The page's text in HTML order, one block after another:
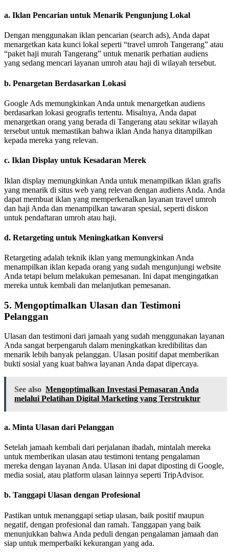
a. Iklan Pencarian untuk Menarik Pengunjung Lokal
Dengan menggunakan iklan pencarian (search ads), Anda dapat
menargetkan kata kunci lokal seperti “travel umroh Tangerang” atau
“paket haji murah Tangerang” untuk menarik perhatian audiens
yang sedang mencari layanan umroh atau haji di wilayah tersebut.
b. Penargetan Berdasarkan Lokasi
Google Ads memungkinkan Anda untuk menargetkan audiens
berdasarkan lokasi geografis tertentu. Misalnya, Anda dapat
menargetkan orang yang berada di Tangerang atau sekitar wilayah
tersebut untuk memastikan bahwa iklan Anda hanya ditampilkan
kepada mereka yang relevan.
c. Iklan Display untuk Kesadaran Merek
Iklan display memungkinkan Anda untuk menampilkan iklan grafis
yang menarik di situs web yang relevan dengan audiens Anda. Anda
dapat membuat iklan yang memperkenalkan layanan travel umroh
dan haji Anda dan menampilkan tawaran spesial, seperti diskon
untuk pendaftaran umroh atau haji.
d. Retargeting untuk Meningkatkan Konversi
Retargeting adalah teknik iklan yang memungkinkan Anda
menampilkan iklan kepada orang yang sudah mengunjungi website
Anda tetapi belum melakukan pemesanan. Ini dapat mengingatkan
mereka untuk kembali dan melanjutkan pemesanan.
5. Mengoptimalkan Ulasan dan Testimoni
Pelanggan
Ulasan dan testimoni dari jamaah yang sudah menggunakan layanan
Anda sangat berpengaruh dalam meningkatkan kredibilitas dan
menarik lebih banyak pelanggan. Ulasan positif dapat memberikan
bukti sosial yang kuat bahwa layanan Anda dapat dipercaya.
See also Mengoptimalkan Investasi Pemasaran Anda
melalui Pelatihan Digital Marketing yang Terstruktur
a. Minta Ulasan dari Pelanggan
Setelah jamaah kembali dari perjalanan ibadah, mintalah mereka
untuk memberikan ulasan atau testimoni tentang pengalaman
mereka dengan layanan Anda. Ulasan ini dapat diposting di Google,
media sosial, atau platform ulasan lainnya seperti TripAdvisor.
b. Tanggapi Ulasan dengan Profesional
Pastikan untuk menanggapi setiap ulasan, baik positif maupun
negatif, dengan profesional dan ramah. Tanggapan yang baik
menunjukkan bahwa Anda peduli dengan pengalaman jamaah dan
siap untuk memperbaiki kekurangan yang ada.